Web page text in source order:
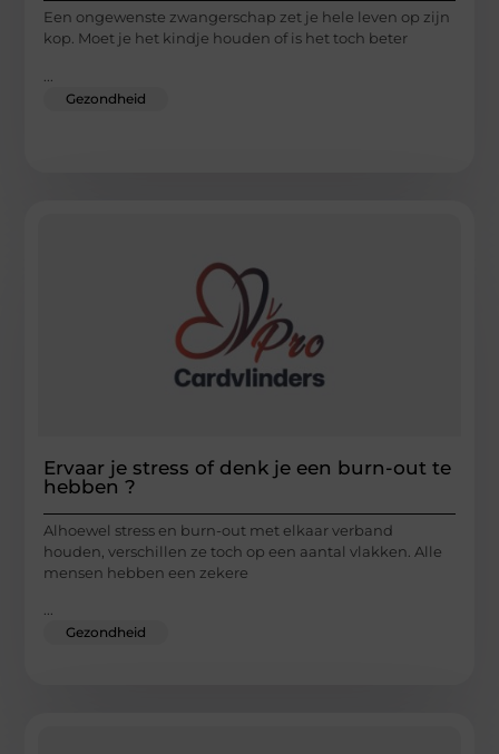
Een ongewenste zwangerschap zet je hele leven op zijn
kop. Moet je het kindje houden of is het toch beter
Gezondheid
Ervaar je stress of denk je een burn-out te
hebben ?
Alhoewel stress en burn-out met elkaar verband
houden, verschillen ze toch op een aantal vlakken. Alle
mensen hebben een zekere
Gezondheid